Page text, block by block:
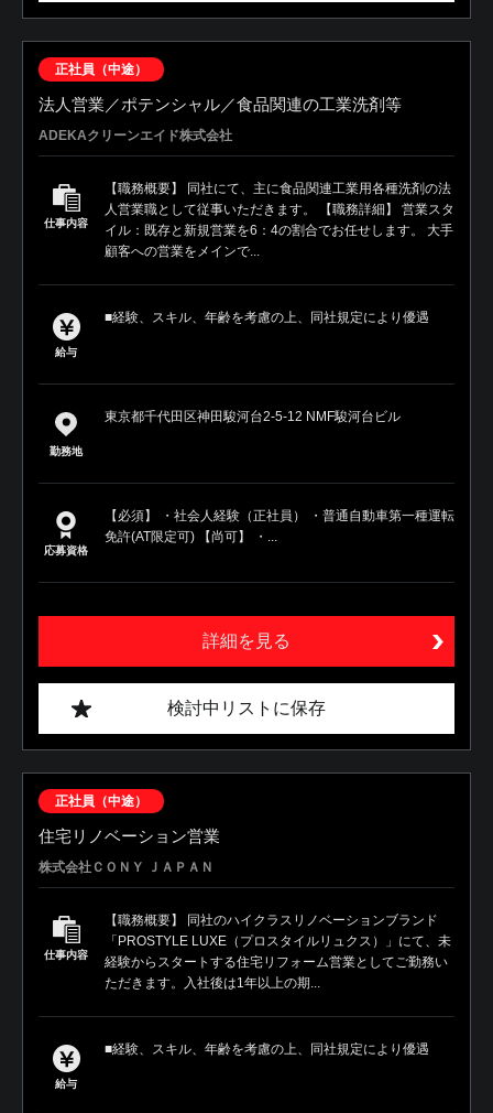
正社員（中途）
法人営業／ポテンシャル／食品関連の工業洗剤等
ADEKAクリーンエイド株式会社
仕事内容
【職務概要】 同社にて、主に食品関連工業用各種洗剤の法
人営業職として従事いただきます。 【職務詳細】 営業スタ
イル：既存と新規営業を6：4の割合でお任せします。 大手
顧客への営業をメインで...
給与
■経験、スキル、年齢を考慮の上、同社規定により優遇
勤務地
東京都千代田区神田駿河台2-5-12 NMF駿河台ビル
応募資格
【必須】 ・社会人経験（正社員） ・普通自動車第一種運転
免許(AT限定可) 【尚可】 ・...
詳細を見る
検討中リストに保存
正社員（中途）
住宅リノベーション営業
株式会社ＣＯＮＹ ＪＡＰＡＮ
仕事内容
【職務概要】 同社のハイクラスリノベーションブランド
「PROSTYLE LUXE（プロスタイルリュクス）」にて、未
経験からスタートする住宅リフォーム営業としてご勤務い
ただきます。入社後は1年以上の期...
給与
■経験、スキル、年齢を考慮の上、同社規定により優遇